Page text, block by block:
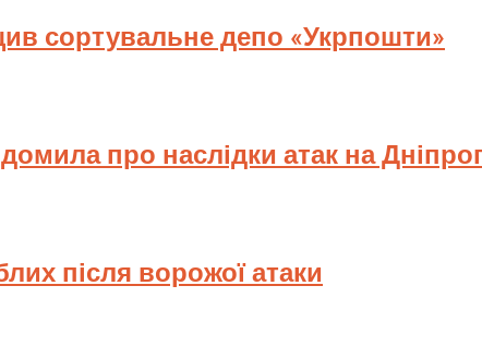
сортувальне депо «Укрпошти»
про наслідки атак на
після ворожої атаки